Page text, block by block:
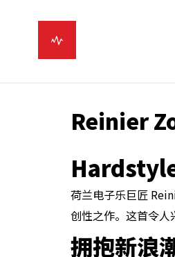
Reinier
荷兰电子乐巨匠
创性之作。这首令
拥抱新浪